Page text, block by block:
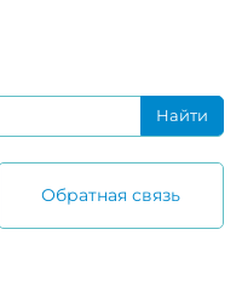
Обратная связь